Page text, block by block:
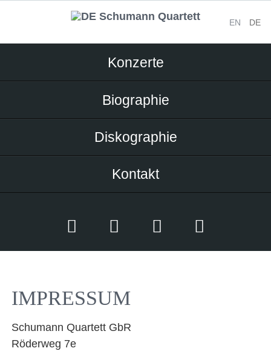
EN DE
Konzerte
Biographie
Diskographie
Kontakt
FacebookYouTube
IMPRESSUM
Schumann Quartett GbR
Röderweg 7e